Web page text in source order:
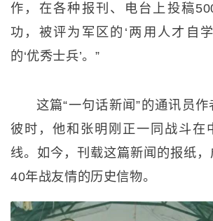
作，在各种报刊、电台上投稿
功，被评为军区的‘两用人才自
的‘优秀士兵’。”
这篇“一句话新闻”的通讯员作
彼时，他和张明刚正一同战斗在
线。如今，刊载这篇新闻的报纸
40年战友情的历史信物。